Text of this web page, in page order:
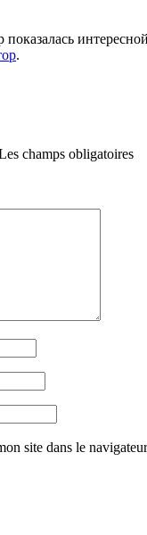
показалась
.
champs obligatoires
site dans le navigateur